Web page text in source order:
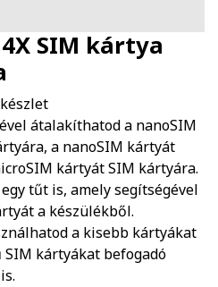
SIM kártya
átalakíthatod a nanoSIM
a nanoSIM kártyát
kártyát SIM kártyára.
tűt is, amely segítségével
a készülékből.
a kisebb kártyákat
kártyákat befogadó